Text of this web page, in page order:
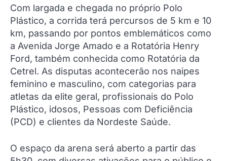
Com largada e chegada no próprio Polo
Plástico, a corrida terá percursos de 5 km e 10
km, passando por pontos emblemáticos como
a Avenida Jorge Amado e a Rotatória Henry
Ford, também conhecida como Rotatória da
Cetrel. As disputas acontecerão nos naipes
feminino e masculino, com categorias para
atletas da elite geral, profissionais do Polo
Plástico, idosos, Pessoas com Deficiência
(PCD) e clientes da Nordeste Saúde.
O espaço da arena será aberto a partir das